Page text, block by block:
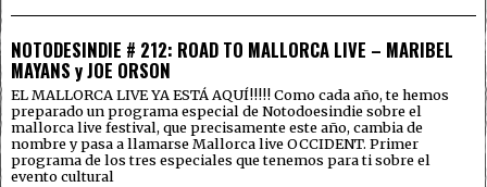
NOTODESINDIE # 212: ROAD TO MALLORCA LIVE – MARIBEL
MAYANS y JOE ORSON
EL MALLORCA LIVE YA ESTÁ AQUÍ!!!!! Como cada año, te hemos
preparado un programa especial de Notodoesindie sobre el
mallorca live festival, que precisamente este año, cambia de
nombre y pasa a llamarse Mallorca live OCCIDENT. Primer
programa de los tres especiales que tenemos para ti sobre el
evento cultural